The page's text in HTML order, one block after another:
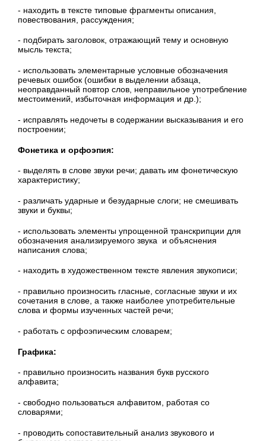
- находить в тексте типовые фрагменты описания,
повествования, рассуждения;
- подбирать заголовок, отражающий тему и основную
мысль текста;
- использовать элементарные условные обозначения
речевых ошибок (ошибки в выделении абзаца,
неоправданный повтор слов, неправильное употребление
местоимений, избыточная информация и др.);
- исправлять недочеты в содержании высказывания и его
построении;
Фонетика и орфоэпия:
- выделять в слове звуки речи; давать им фонетическую
характеристику;
- различать ударные и безударные слоги; не смешивать
звуки и буквы;
- использовать элементы упрощенной транскрипции для
обозначения анализируемо­го звука и объяснения
написания слова;
- находить в художественном тексте явления звукописи;
- правильно произносить гласные, согласные звуки и их
сочетания в слове, а также наиболее употребительные
слова и формы изученных частей речи;
- работать с орфоэпическим словарем;
Графика:
- правильно произносить названия букв русского
алфавита;
- свободно пользоваться алфавитом, работая со
словарями;
- проводить сопоставительный анализ звукового и